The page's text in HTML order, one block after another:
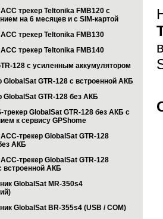
трекер Teltonika FMB120 с
на 6 месяцев и с SIM-картой
трекер Teltonika FMB130
трекер Teltonika FMB140
128 с усиленным аккумулятором
GlobalSat GTR-128 с встроенной АКБ
GlobalSat GTR-128 без АКБ
трекер GlobalSat GTR-128 без АКБ с
к сервису GPShome
трекер GlobalSat GTR-128
АКБ
трекер GlobalSat GTR-128
встроенной АКБ
GlobalSat MR-350s4
GlobalSat BR-355s4 (USB / COM)